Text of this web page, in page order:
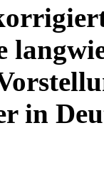
in